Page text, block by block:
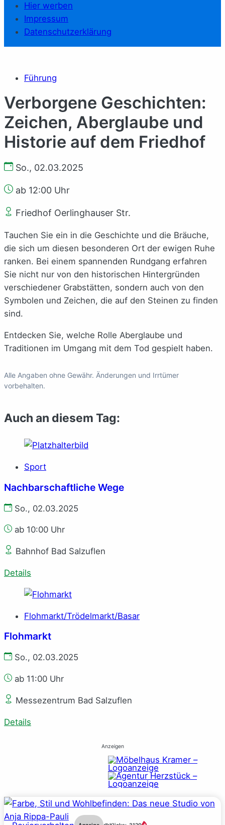
Hier werben
Impressum
Datenschutzerklärung
Führung
Verborgene Geschichten:
Zeichen, Aberglaube und
Historie auf dem Friedhof
So., 02.03.2025
ab 12:00 Uhr
Friedhof Oerlinghauser Str.
Tauchen Sie ein in die Geschichte und die Bräuche,
die sich um diesen besonderen Ort der ewigen Ruhe
ranken. Bei einem spannenden Rundgang erfahren
Sie nicht nur von den historischen Hintergründen
verschiedener Grabstätten, sondern auch von den
Symbolen und Zeichen, die auf den Steinen zu finden
sind.
Entdecken Sie, welche Rolle Aberglaube und
Traditionen im Umgang mit dem Tod gespielt haben.
Alle Angaben ohne Gewähr. Änderungen und Irrtümer
vorbehalten.
Auch an diesem Tag:
Sport
Nachbarschaftliche Wege
So., 02.03.2025
ab 10:00 Uhr
Bahnhof Bad Salzuflen
Details
Flohmarkt/Trödelmarkt/Basar
Flohmarkt
So., 02.03.2025
ab 11:00 Uhr
Messezentrum Bad Salzuflen
Details
Anzeigen